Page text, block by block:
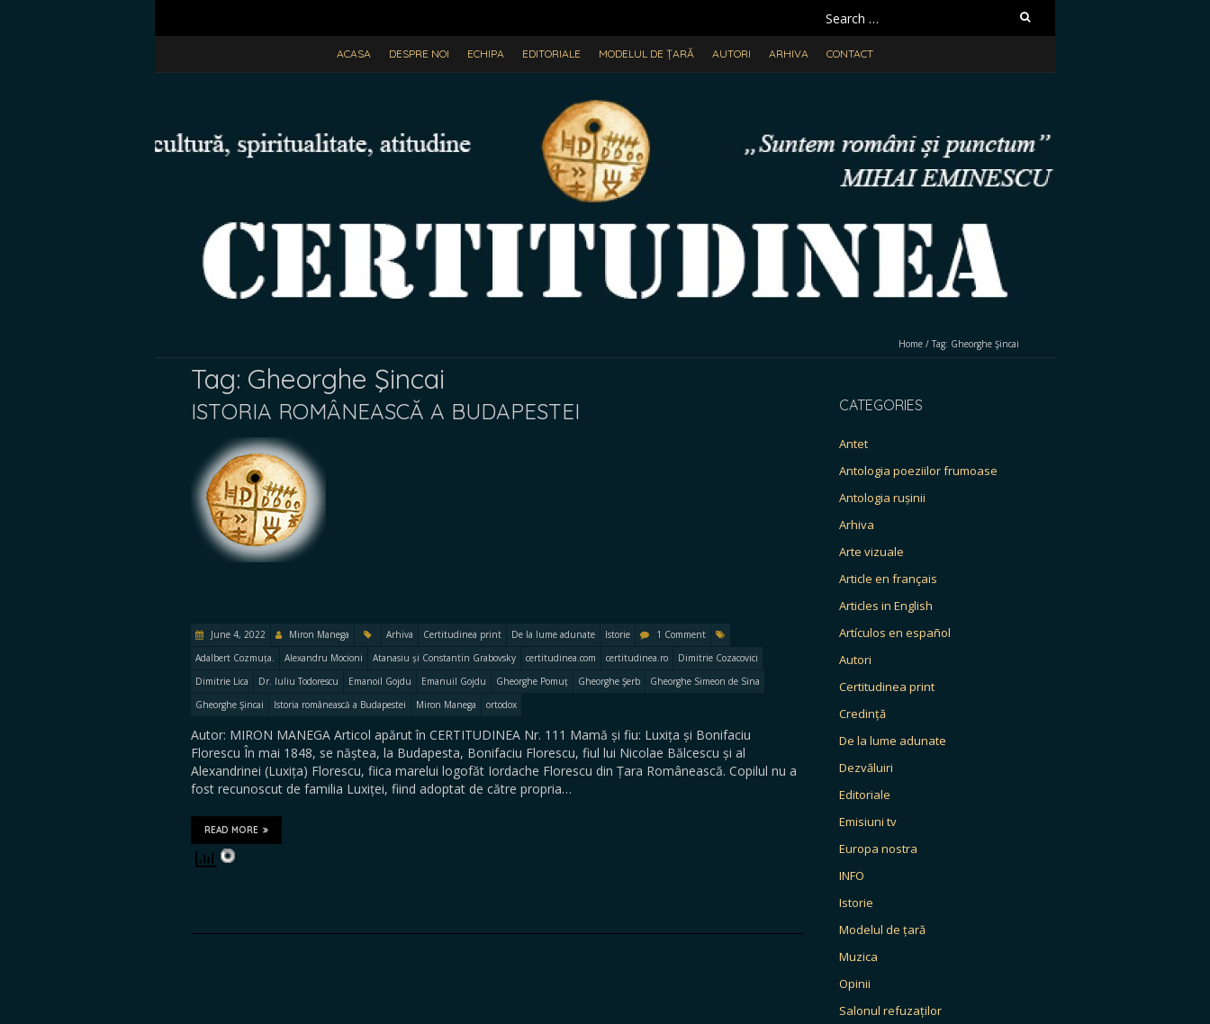
Search
for:
ACASA DESPRE NOI ECHIPA EDITORIALE MODELUL DE ȚARĂ AUTORI ARHIVA CONTACT
Home / Tag: Gheorghe Şincai
Tag: Gheorghe Şincai
ISTORIA ROMÂNEASCĂ A BUDAPESTEI
June 4, 2022 Miron Manega Arhiva Certitudinea print De la lume adunate Istorie
1 Comment
Adalbert Cozmuța.
Alexandru Mocioni Atanasiu și Constantin Grabovsky certitudinea.com certitudinea.ro
Dimitrie Cozacovici
Dimitrie Lica
Dr. Iuliu Todorescu Emanoil Gojdu Emanuil Gojdu Gheorghe Pomuț Gheorghe Şerb
Gheorghe Simeon de Sina
Gheorghe Şincai
Istoria românească a Budapestei Miron Manega ortodox
Autor: MIRON MANEGA Articol apărut în CERTITUDINEA Nr. 111 Mamă și fiu: Luxița și Bonifaciu
Florescu În mai 1848, se năștea, la Budapesta, Bonifaciu Florescu, fiul lui Nicolae Bălcescu și al
Alexandrinei (Luxița) Florescu, fiica marelui logofăt Iordache Florescu din Țara Românească. Copilul nu a
fost recunoscut de familia Luxiței, fiind adoptat de către propria…
READ MORE
CATEGORIES
Antet
Antologia poeziilor frumoase
Antologia rușinii
Arhiva
Arte vizuale
Article en français
Articles in English
Artículos en español
Autori
Certitudinea print
Credință
De la lume adunate
Dezvăluiri
Editoriale
Emisiuni tv
Europa nostra
INFO
Istorie
Modelul de țară
Muzica
Opinii
Salonul refuzaților